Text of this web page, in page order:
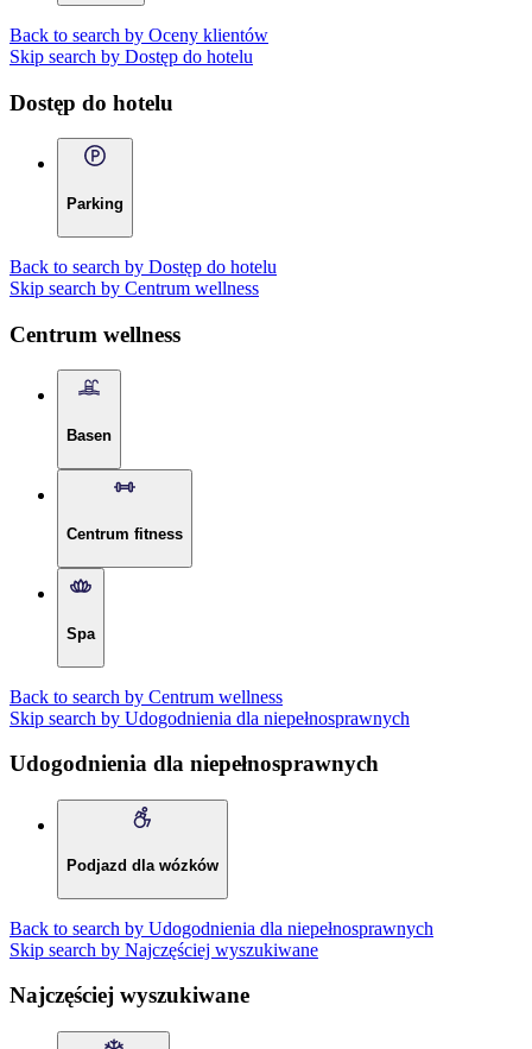
Back to search by Oceny klientów
Skip search by Dostęp do hotelu
Dostęp do hotelu
Parking
Back to search by Dostęp do hotelu
Skip search by Centrum wellness
Centrum wellness
Basen
Centrum fitness
Spa
Back to search by Centrum wellness
Skip search by Udogodnienia dla niepełnosprawnych
Udogodnienia dla niepełnosprawnych
Podjazd dla wózków
Back to search by Udogodnienia dla niepełnosprawnych
Skip search by Najczęściej wyszukiwane
Najczęściej wyszukiwane